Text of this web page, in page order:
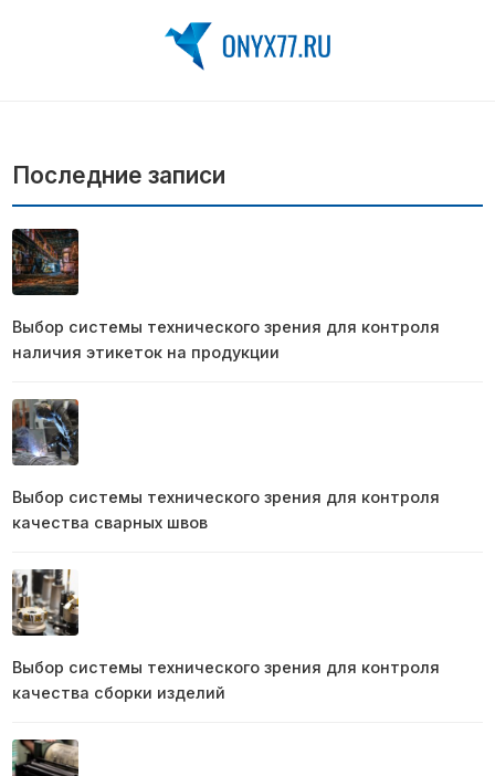
Последние записи
Выбор системы технического зрения для контроля
наличия этикеток на продукции
Выбор системы технического зрения для контроля
качества сварных швов
Выбор системы технического зрения для контроля
качества сборки изделий